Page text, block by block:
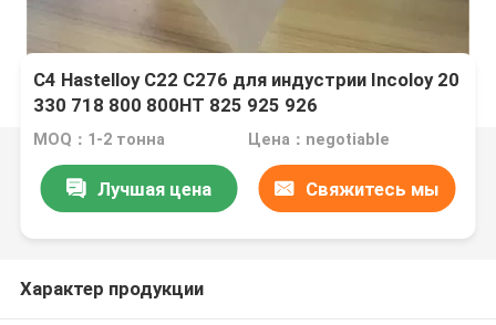
C4 Hastelloy C22 C276 для индустрии Incoloy 20
330 718 800 800HT 825 925 926
MOQ：1-2 тонна Цена：negotiable
Лучшая цена Свяжитесь мы
Характер продукции